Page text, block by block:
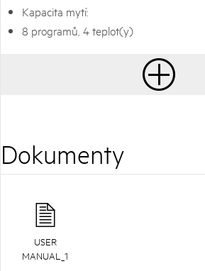
Kapacita mytí:
8 programů, 4 teplot(y)
Dokumenty
USER
MANUAL_1